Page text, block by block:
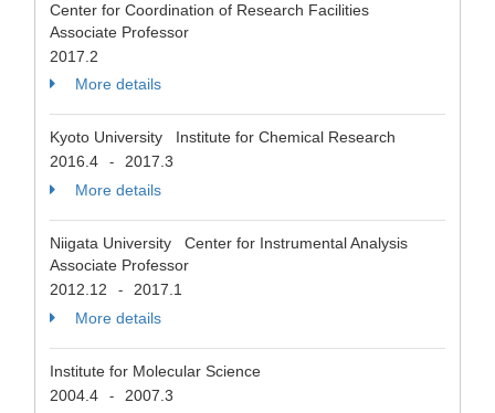
Center for Coordination of Research Facilities
Associate Professor
2017.2
More details
Kyoto University Institute for Chemical Research
2016.4
-
2017.3
More details
Niigata University Center for Instrumental Analysis
Associate Professor
2012.12
-
2017.1
More details
Institute for Molecular Science
2004.4
-
2007.3